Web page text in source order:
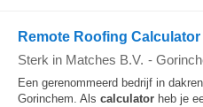
Remote Roofing
Sterk in Matches B.V. -
Een gerenommeerd bedrijf in
Gorinchem. Als calculator heb je